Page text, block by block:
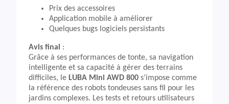
Prix des accessoires
Application mobile à améliorer
Quelques bugs logiciels persistants
Avis final
:
Grâce à ses performances de tonte, sa navigation
intelligente et sa capacité à gérer des terrains
difficiles, le LUBA Mini AWD 800 s’impose comme
la référence des robots tondeuses sans fil pour les
jardins complexes. Les tests et retours utilisateurs